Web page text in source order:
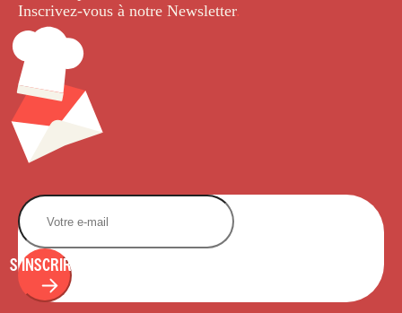
Inscrivez-vous à notre Newsletter.
S'INSCRIRE